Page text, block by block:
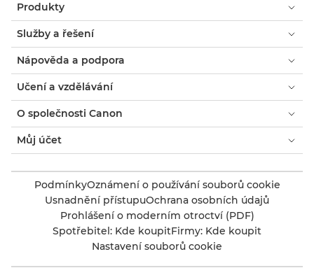
Produkty
Služby a řešení
Nápověda a podpora
Učení a vzdělávání
O společnosti Canon
Můj účet
PodmínkyOznámení o používání souborů cookie
Usnadnění přístupuOchrana osobních údajů
Prohlášení o moderním otroctví (PDF)
Spotřebitel: Kde koupitFirmy: Kde koupit
Nastavení souborů cookie